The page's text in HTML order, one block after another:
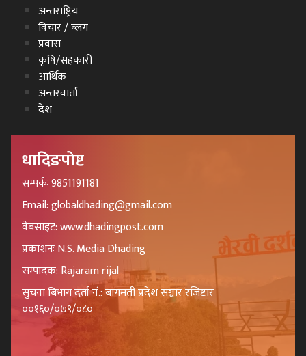
अन्तराष्ट्रिय
विचार / ब्लग
प्रवास
कृषि/सहकारी
आर्थिक
अन्तरवार्ता
देश
धादिङपोष्ट
सम्पर्कः 9851191181
Email: globaldhading@gmail.com
वेबसाइट: www.dhadingpost.com
प्रकाशनः N.S. Media Dhading
सम्पादक: Rajaram rijal
सुचना बिभाग दर्ता नं.: बागमती प्रदेश सञ्चार रजिष्टार
००१६०/०७९/०८०